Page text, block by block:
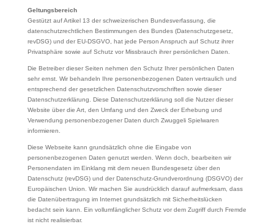
Geltungsbereich
Gestützt auf Artikel 13 der schweizerischen Bundesverfassung, die
datenschutzrechtlichen Bestimmungen des Bundes (Datenschutzgesetz,
revDSG) und der EU-DSGVO, hat jede Person Anspruch auf Schutz ihrer
Privatsphäre sowie auf Schutz vor Missbrauch ihrer persönlichen Daten.
Die Betreiber dieser Seiten nehmen den Schutz Ihrer persönlichen Daten
sehr ernst. Wir behandeln Ihre personenbezogenen Daten vertraulich und
entsprechend der gesetzlichen Datenschutzvorschriften sowie dieser
Datenschutzerklärung. Diese Datenschutzerklärung soll die Nutzer dieser
Website über die Art, den Umfang und den Zweck der Erhebung und
Verwendung personenbezogener Daten durch Zwuggeli Spielwaren
informieren.
Diese Webseite kann grundsätzlich ohne die Eingabe von
personenbezogenen Daten genutzt werden. Wenn doch, bearbeiten wir
Personendaten im Einklang mit dem neuen Bundesgesetz über den
Datenschutz (revDSG) und der Datenschutz-Grundverordnung (DSGVO) der
Europäischen Union. Wir machen Sie ausdrücklich darauf aufmerksam, dass
die Datenübertragung im Internet grundsätzlich mit Sicherheitslücken
bedacht sein kann. Ein vollumfänglicher Schutz vor dem Zugriff durch Fremde
ist nicht realisierbar.